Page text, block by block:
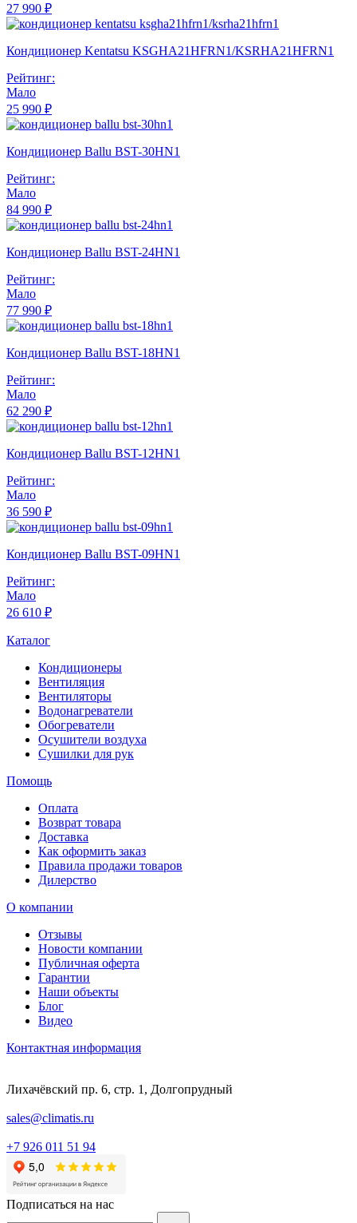
27 990 ₽
Кондиционер Kentatsu KSGHA21HFRN1/KSRHA21HFRN1
Рейтинг:
Мало
25 990 ₽
Кондиционер Ballu BST-30HN1
Рейтинг:
Мало
84 990 ₽
Кондиционер Ballu BST-24HN1
Рейтинг:
Мало
77 990 ₽
Кондиционер Ballu BST-18HN1
Рейтинг:
Мало
62 290 ₽
Кондиционер Ballu BST-12HN1
Рейтинг:
Мало
36 590 ₽
Кондиционер Ballu BST-09HN1
Рейтинг:
Мало
26 610 ₽
Каталог
Кондиционеры
Вентиляция
Вентиляторы
Водонагреватели
Обогреватели
Осушители воздуха
Сушилки для рук
Помощь
Оплата
Возврат товара
Доставка
Как оформить заказ
Правила продажи товаров
Дилерство
О компании
Отзывы
Новости компании
Публичная оферта
Гарантии
Наши объекты
Блог
Видео
Контактная информация
Лихачёвский пр. 6, стр. 1, Долгопрудный
sales@climatis.ru
+7 926 011 51 94
Подписаться на нас